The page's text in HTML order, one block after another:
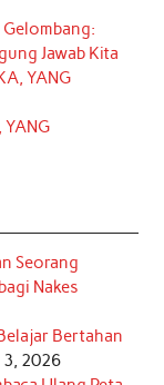
Jawab Kita
YANG
YANG
Seorang
Nakes
Bertahan
2026